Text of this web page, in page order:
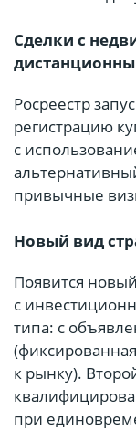
Сделки с
Росреестр
регистрацию
с
привычные
Новый вид
Появится
с
типа: с
к рынку).
при